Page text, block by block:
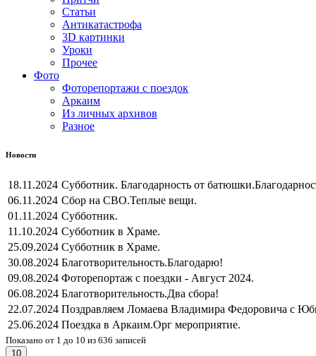
Статьи
Антикатастрофа
3D картинки
Уроки
Прочее
Фото
Фоторепортажи с поездок
Аркаим
Из личных архивов
Разное
Новости
18.11.2024 Субботник. Благодарность от батюшки.
06.11.2024 Сбор на СВО.Теплые вещи.
01.11.2024 Субботник.
11.10.2024 Субботник в Храме.
25.09.2024 Субботник в Храме.
30.08.2024 Благотворительность.Благодарю!
09.08.2024 Фоторепортаж с поездки - Август 2024.
06.08.2024 Благотворительность.Два сбора!
22.07.2024 Поздравляем Ломаева Владимира Федоровича с
25.06.2024 Поездка в Аркаим.Орг мероприятие.
Показано от 1 до 10 из 636 записей
10